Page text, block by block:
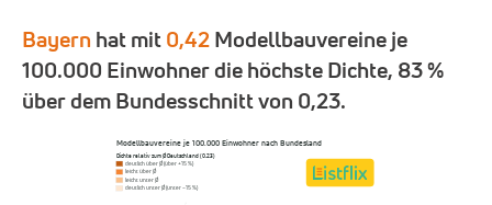
Bayern hat mit0,42Modellbauvereine je
100.000 Einwohner die höchste Dichte, 83 %
über dem Bundesschnitt von 0,23.
Modellbauvereine je 100.000 Einwohner nach Bundesland
Dichte relativ zum Ø Deutschland (0,23)
deutlich über Ø (über +15 %)
leicht über Ø
leicht unter Ø
deutlich unter Ø (unter −15 %)